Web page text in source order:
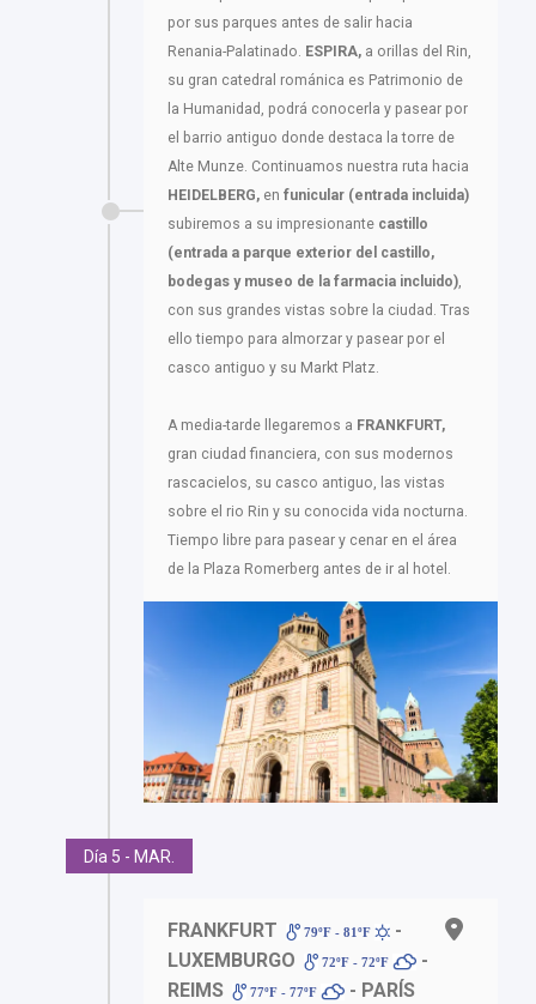
por sus parques antes de salir hacia
Renania-Palatinado. ESPIRA, a orillas del Rin,
su gran catedral románica es Patrimonio de
la Humanidad, podrá conocerla y pasear por
el barrio antiguo donde destaca la torre de
Alte Munze. Continuamos nuestra ruta hacia
HEIDELBERG, en funicular (entrada incluida)
subiremos a su impresionante castillo
(entrada a parque exterior del castillo,
bodegas y museo de la farmacia incluido),
con sus grandes vistas sobre la ciudad. Tras
ello tiempo para almorzar y pasear por el
casco antiguo y su Markt Platz.
A media-tarde llegaremos a FRANKFURT,
gran ciudad financiera, con sus modernos
rascacielos, su casco antiguo, las vistas
sobre el rio Rin y su conocida vida nocturna.
Tiempo libre para pasear y cenar en el área
de la Plaza Romerberg antes de ir al hotel.
Día 5 - MAR.
FRANKFURT 79ºF - 81ºF
-
LUXEMBURGO
72ºF - 72ºF
-
REIMS
77ºF - 77ºF - PARÍS